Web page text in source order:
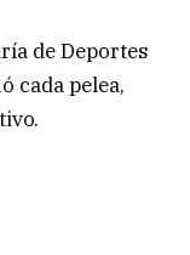
de Deportes
cada pelea,